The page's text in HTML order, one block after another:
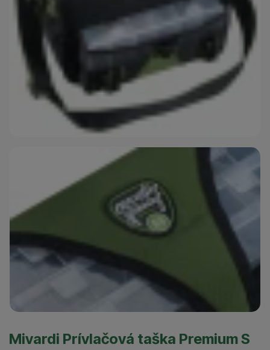
Mivardi Prívlačová taška Premium S